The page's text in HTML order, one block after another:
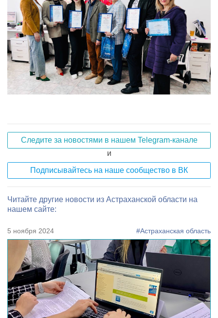
Следите за новостями в нашем Telegram-канале
и
Подписывайтесь на наше сообщество в ВК
Читайте другие новости из Астраханской области на
нашем сайте:
5 ноября 2024 #Астраханская область